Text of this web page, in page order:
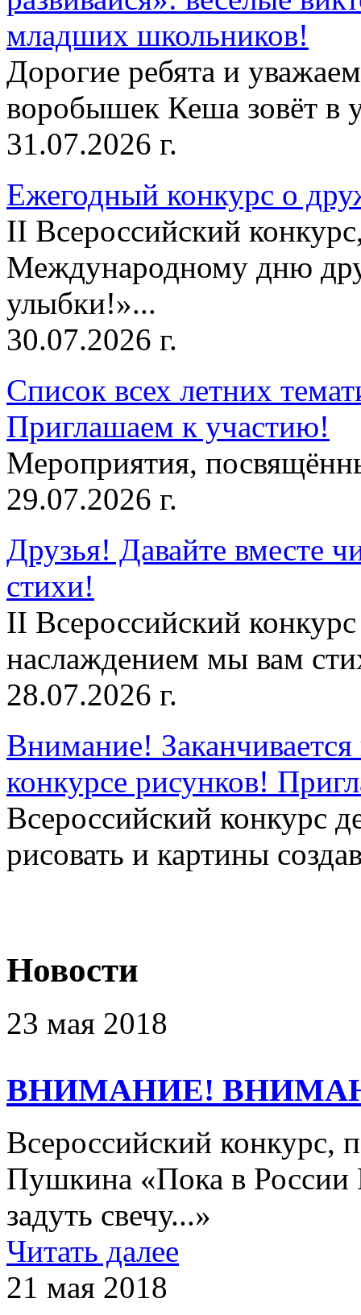
младших школьников!
Дорогие ребята и
воробышек Кеша зовёт в
31.07.2026 г.
Ежегодный конкурс о
II Всероссийский
Международному дню
улыбки!»...
30.07.2026 г.
Список всех летних
Приглашаем к участию!
Мероприятия,
29.07.2026 г.
Друзья! Давайте вместе
стихи!
II Всероссийский
наслаждением мы вам
28.07.2026 г.
Внимание!
конкурсе рисунков!
Всероссийский конкурс
рисовать и картины
Новости
23 мая 2018
ВНИМАНИЕ!
Всероссийский конкурс,
Пушкина «Пока в России
задуть свечу...»
Читать далее
21 мая 2018